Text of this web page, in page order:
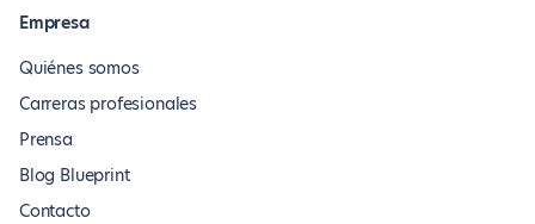
Empresa
Quiénes somos
Carreras profesionales
Prensa
Blog Blueprint
Contacto